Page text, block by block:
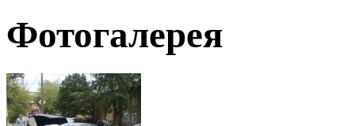
Фотогалерея